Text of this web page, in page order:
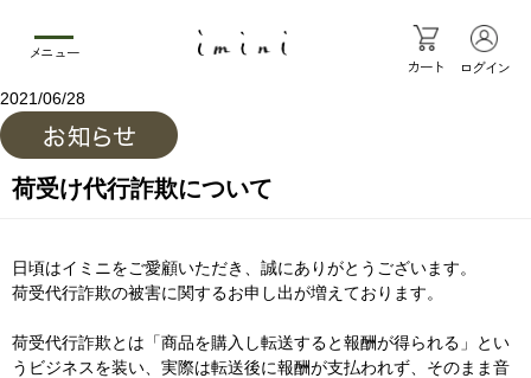
メニュー
カート ログイン
2021/06/28
荷受け代行詐欺について
日頃はイミニをご愛顧いただき、誠にありがとうございます。
荷受代行詐欺の被害に関するお申し出が増えております。
荷受代行詐欺とは「商品を購入し転送すると報酬が得られる」とい
うビジネスを装い、実際は転送後に報酬が支払われず、そのまま音